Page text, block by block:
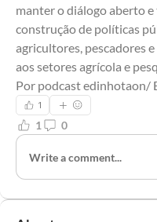
manter o diálogo aberto
construção de políticas
agricultores, pescadores
aos setores agrícola e
Por podcast edinhotaon/
1
1 0
Write a comment...